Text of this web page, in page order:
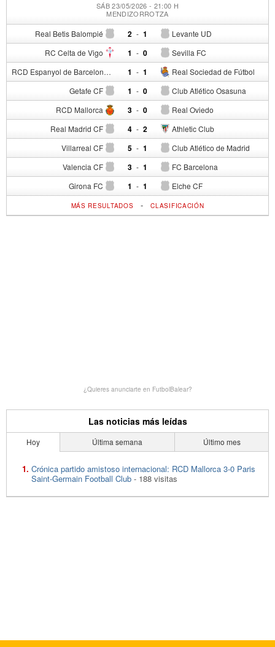
SÁB 23/05/2026 - 21:00 H
MENDIZORROTZA
Real Betis Balompié 2 - Levante UD
1
RC Celta de Vigo 1 - Sevilla FC
0
RCD Espanyol de Barcelona 1 - Real Sociedad de Fútbol
1
Getafe CF 1 - Club Atlético Osasuna
0
RCD Mallorca 3 - Real Oviedo
0
Real Madrid CF 4 - Athletic Club
2
Villarreal CF 5 - Club Atlético de Madrid
1
Valencia CF 3 - FC Barcelona
1
Girona FC 1 - Elche CF
1
MÁS RESULTADOS -CLASIFICACIÓN
¿Quieres anunciarte en FutbolBalear?
Las noticias más leídas
Hoy Última semana Último mes
Crónica partido amistoso internacional: RCD Mallorca 3-0 Paris
Saint-Germain Football Club - 188 visitas